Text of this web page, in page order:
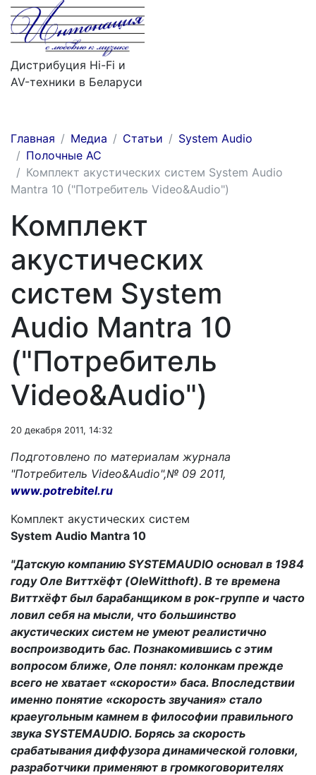
Дистрибуция Hi-Fi и
AV-техники в Беларуси
Главная Медиа Статьи
System Audio
Полочные АС
Комплект акустических систем System Audio
Mantra 10 ("Потребитель Video&Audio")
Комплект
акустических
систем System
Audio Mantra 10
("Потребитель
Video&Audio")
20 декабря 2011, 14:32
Подготовлено по материалам журнала
"Потребитель Video&Audio",№ 09 2011,
www.potrebitel.ru
Комплект акустических систем
System Audio Mantra 10
"Датскую компанию SYSTEMAUDIO основал в 1984
году Оле Виттхёфт (OleWitthoft). В те времена
Виттхёфт был барабанщиком в рок-группе и часто
ловил себя на мысли, что большинство
акустических систем не умеют реалистично
воспроизводить бас. Познакомившись с этим
вопросом ближе, Оле понял: колонкам прежде
всего не хватает «скорости» баса. Впоследствии
именно понятие «скорость звучания» стало
краеугольным камнем в философии правильного
звука SYSTEMAUDIO. Борясь за скорость
срабатывания диффузора динамической головки,
разработчики применяют в громкоговорителях